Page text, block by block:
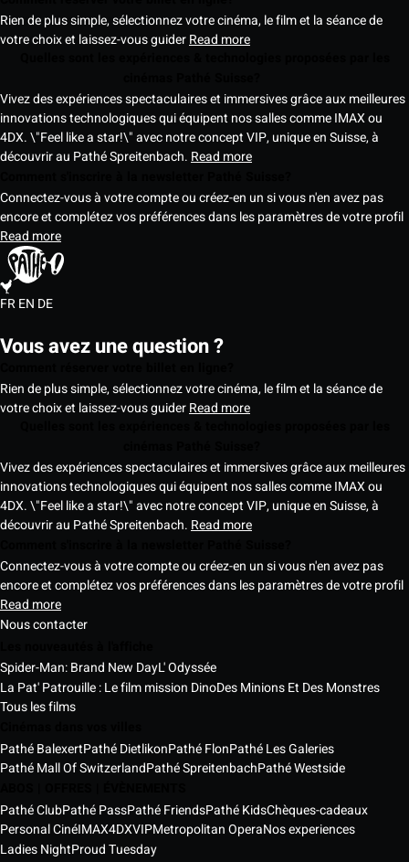
Rien de plus simple, sélectionnez votre cinéma, le film et la séance de
votre choix et laissez-vous guiderRead more
Vivez des expériences spectaculaires et immersives grâce aux meilleures
innovations technologiques qui équipent nos salles comme IMAX ou
4DX. \"Feel like a star!\" avec notre concept VIP, unique en Suisse, à
découvrir au Pathé Spreitenbach. Read more
Connectez-vous à votre compte ou créez-en un si vous n'en avez pas
encore et complétez vos préférences dans les paramètres de votre profil
Read more
FREN DE
Vous avez une question ?
Rien de plus simple, sélectionnez votre cinéma, le film et la séance de
votre choix et laissez-vous guiderRead more
Vivez des expériences spectaculaires et immersives grâce aux meilleures
innovations technologiques qui équipent nos salles comme IMAX ou
4DX. \"Feel like a star!\" avec notre concept VIP, unique en Suisse, à
découvrir au Pathé Spreitenbach. Read more
Connectez-vous à votre compte ou créez-en un si vous n'en avez pas
encore et complétez vos préférences dans les paramètres de votre profil
Read more
Nous contacter
Spider-Man: Brand New DayL' Odyssée
La Pat' Patrouille : Le film mission DinoDes Minions Et Des Monstres
Tous les films
Pathé BalexertPathé DietlikonPathé FlonPathé Les Galeries
Pathé Mall Of SwitzerlandPathé SpreitenbachPathé Westside
Pathé ClubPathé PassPathé FriendsPathé KidsChèques-cadeaux
Personal CinéIMAX4DXVIPMetropolitan OperaNos experiences
Ladies NightProud Tuesday